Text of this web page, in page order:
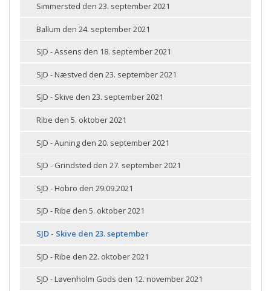
Simmersted den 23. september 2021
Ballum den 24. september 2021
SJD - Assens den 18. september 2021
SJD - Næstved den 23. september 2021
SJD - Skive den 23. september 2021
Ribe den 5. oktober 2021
SJD - Auning den 20. september 2021
SJD - Grindsted den 27. september 2021
SJD - Hobro den 29.09.2021
SJD - Ribe den 5. oktober 2021
SJD - Skive den 23. september
SJD - Ribe den 22. oktober 2021
SJD - Løvenholm Gods den 12. november 2021